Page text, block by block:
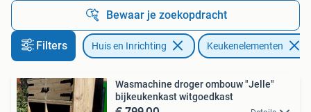
Bewaar je zoekopdracht
Filters Huis en Inrichting Keukenelementen
Wasmachine droger ombouw "Jelle"
bijkeukenkast witgoedkast